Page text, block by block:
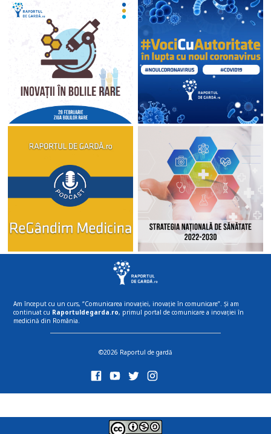
Am început cu un curs, “Comunicarea inovației, inovație în comunicare”. Și am
continuat cu Raportuldegarda.ro, primul portal de comunicare a inovației în
medicină din România.
©2026 Raportul de gardă